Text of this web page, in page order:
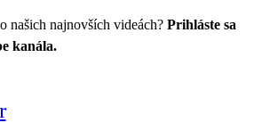
našich najnovších videách? Prihláste sa
kanála.